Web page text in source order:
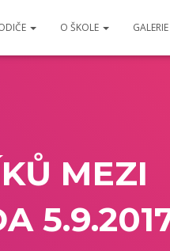
O ŠKOLE GALERIE
MEZI